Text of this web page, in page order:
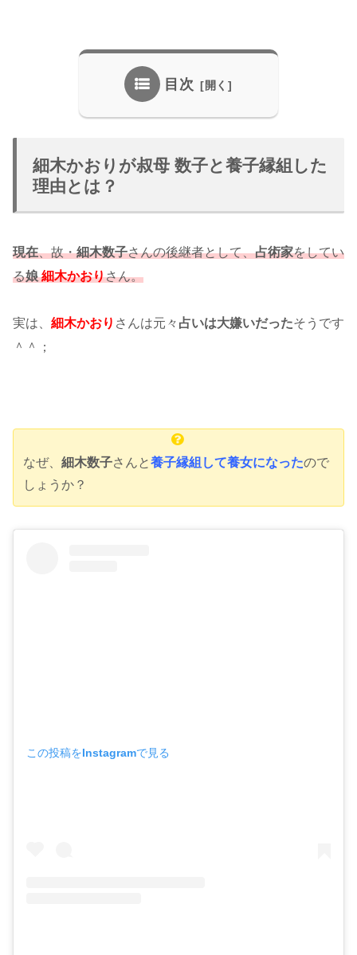
目次
細木かおりが叔母 数子と養子縁組した
理由とは？
現在、故・細木数子さんの後継者として、占術家をしてい
る娘細木かおりさん。
実は、 細木かおり さんは元々 占いは大嫌いだったそうです
＾＾；
なぜ、 細木数子さんと養子縁組して養女になったので
しょうか？
この投稿をInstagramで見る